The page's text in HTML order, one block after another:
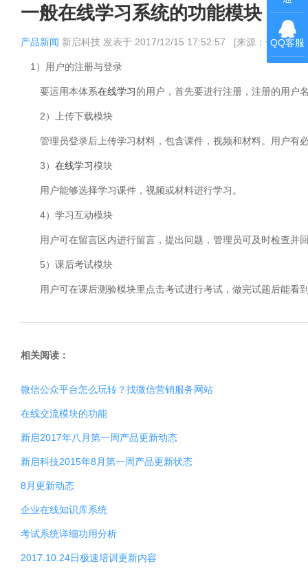
一般在线学习系统的功能模块
产品新闻 新启科技 发表于 2017/12/15 17:52:57 [来源：一般在线
1）用户的注册与登录
要运用本体系在线学习的用户，首先要进行注册，注册的用户
2）上传下载模块
管理员登录后上传学习材料，包含课件，视频和材料。用户有
3） 在线学习模块
用户能够选择学习课件，视频或材料进行学习。
4）学习互动模块
用户可在留言区内进行留言，提出问题，管理员可及时检查并
5）课后考试模块
用户可在课后测验模块里点击考试进行考试，做完试题后能看
相关阅读：
微信公众平台怎么玩转？找微信营销服务网站
在线交流模块的功能
新启2017年八月第一周产品更新动态
新启科技2015年8月第一周产品更新状态
8月更新动态
企业在线知识库系统
考试系统详细功用分析
2017.10.24日极速培训更新内容
QQ客服